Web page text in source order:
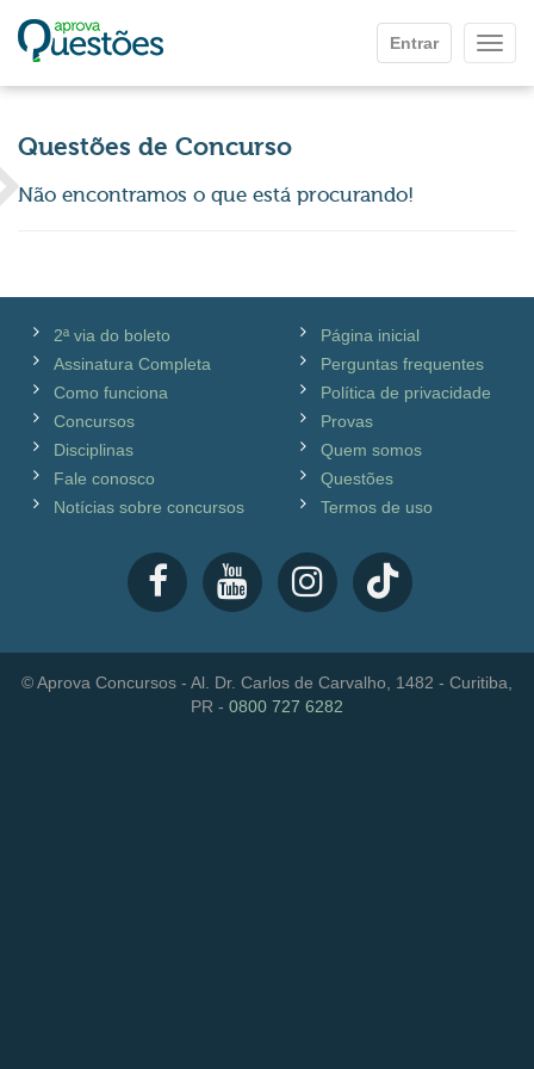
Entrar
Questões de Concurso
Não encontramos o que está procurando!
2ª via do boleto
Assinatura Completa
Como funciona
Concursos
Disciplinas
Fale conosco
Notícias sobre concursos
Página inicial
Perguntas frequentes
Política de privacidade
Provas
Quem somos
Questões
Termos de uso
© Aprova Concursos - Al. Dr. Carlos de Carvalho, 1482 - Curitiba,
PR - 0800 727 6282